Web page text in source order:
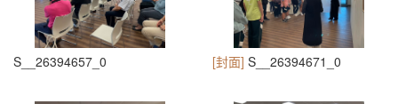
S__26394657_0 [封面] S__26394671_0